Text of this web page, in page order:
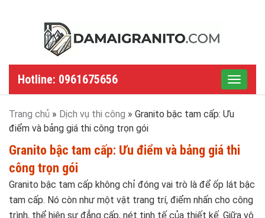
Hotline: 0961675656
Toggle
Trang chủ » Dịch vụ thi công » Granito bậc tam cấp: Ưu
điểm và bảng giá thi công trọn gói
Granito bậc tam cấp: Ưu điểm và bảng giá thi
công trọn gói
Granito bậc tam cấp không chỉ đóng vai trò là để ốp lát bậc
tam cấp. Nó còn như một vật trang trí, điểm nhấn cho công
trình, thể hiện sự đẳng cấp, nét tinh tế của thiết kế. Giữa vô